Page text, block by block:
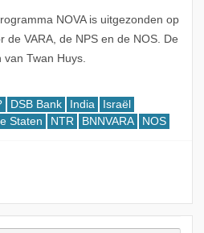
NOVA is uitgezonden op
de VARA, de NPS en de NOS. De
van Twan Huys.
DSB Bank India
Israël
Staten NTR BNNVARA NOS